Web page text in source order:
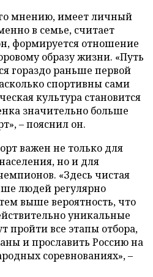
мнению, имеет личный
в семье, считает
формируется отношение
образу жизни. «Путь
гораздо раньше первой
спортивны сами
культура становится
значительно больше
– пояснил он.
важен не только для
но и для
«Здесь чистая
людей регулярно
выше вероятность, что
уникальные
пройти все этапы отбора,
и прославить Россию на
соревнованиях», –